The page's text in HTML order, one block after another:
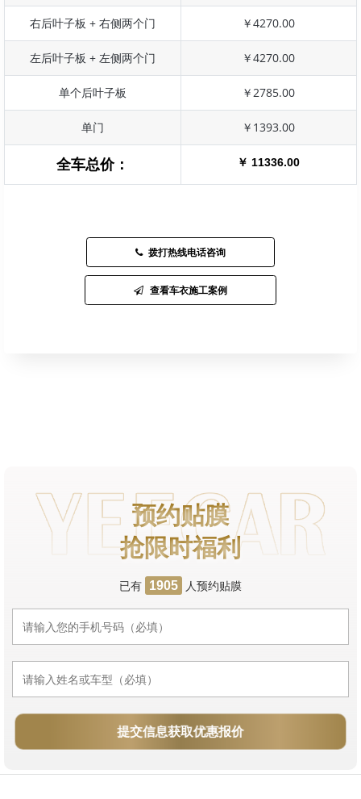
右后叶子板 + 右侧两个门 ￥4270.00
左后叶子板 + 左侧两个门 ￥4270.00
单个后叶子板 ￥2785.00
单门 ￥1393.00
全车总价： ￥ 11336.00
拨打热线电话咨询
查看车衣施工案例
预约贴膜
抢限时福利
已有 1905 人预约贴膜
提交信息获取优惠报价